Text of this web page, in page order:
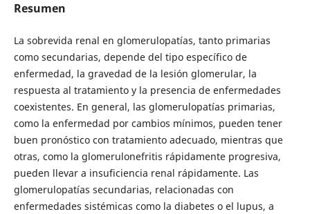
Resumen
La sobrevida renal en glomerulopatías, tanto primarias
como secundarias, depende del tipo específico de
enfermedad, la gravedad de la lesión glomerular, la
respuesta al tratamiento y la presencia de enfermedades
coexistentes. En general, las glomerulopatías primarias,
como la enfermedad por cambios mínimos, pueden tener
buen pronóstico con tratamiento adecuado, mientras que
otras, como la glomerulonefritis rápidamente progresiva,
pueden llevar a insuficiencia renal rápidamente. Las
glomerulopatías secundarias, relacionadas con
enfermedades sistémicas como la diabetes o el lupus, a